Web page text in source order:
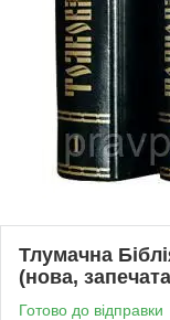
Тлумачна
(нова,
Готово до відправки